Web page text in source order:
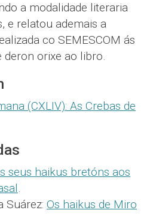
a modalidade literaria
e relatou ademais a
co SEMESCOM ás
deron orixe ao libro.
(CXLIV): As Crebas de
seus haikus bretóns aos
.
Suárez: Os haikus de Miro